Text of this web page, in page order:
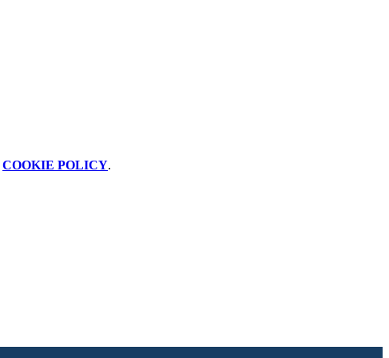
COOKIE POLICY.